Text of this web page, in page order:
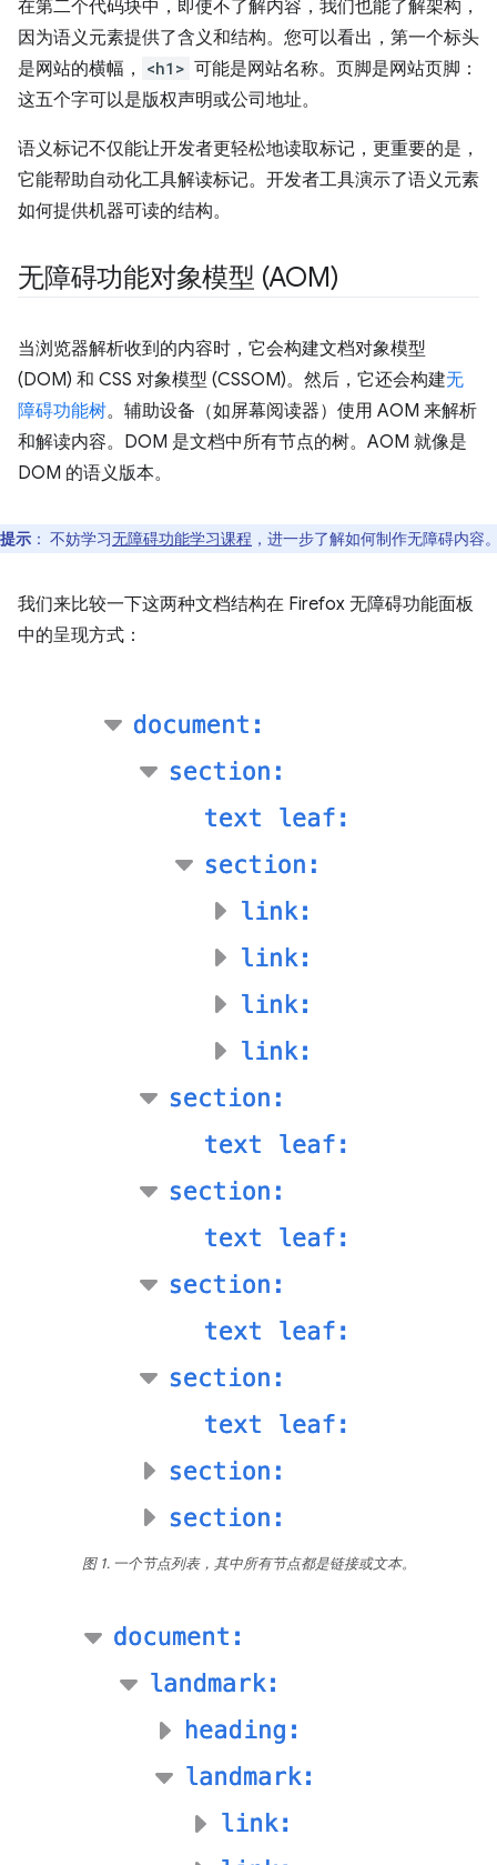
在第二个代码块中，即使不了解内容，我们也能了解架构，
因为语义元素提供了含义和结构。您可以看出，第一个标头
是网站的横幅，
<h1> 可能是网站名称。页脚是网站页脚：
这五个字可以是版权声明或公司地址。
语义标记不仅能让开发者更轻松地读取标记，更重要的是，
它能帮助自动化工具解读标记。开发者工具演示了语义元素
如何提供机器可读的结构。
无障碍功能对象模型 (AOM)
当浏览器解析收到的内容时，它会构建文档对象模型
(DOM) 和 CSS 对象模型 (CSSOM)。然后，它还会构建无
障碍功能树。辅助设备（如屏幕阅读器）使用 AOM 来解析
和解读内容。DOM 是文档中所有节点的树。AOM 就像是
DOM 的语义版本。
提示 ： 不妨学习无障碍功能学习课程 ，进一步了解如何制作无障碍内容
我们来比较一下这两种文档结构在 Firefox 无障碍功能面板
中的呈现方式：
图 1. 一个节点列表，其中所有节点都是链接或文本。